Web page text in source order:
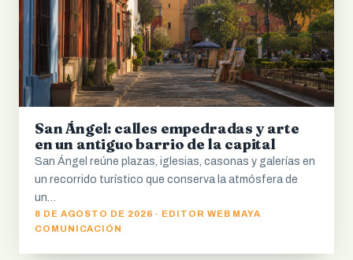
San Ángel: calles empedradas y arte
en un antiguo barrio de la capital
San Ángel reúne plazas, iglesias, casonas y galerías en
un recorrido turístico que conserva la atmósfera de
un…
8 DE AGOSTO DE 2026 · EDITOR WEB MAYA
COMUNICACIÓN